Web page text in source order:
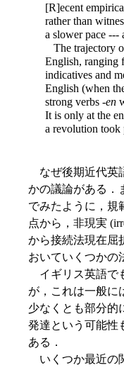
[R]ecent
rather than
a slower pace ---
The trajectory
English, ranging
indicatives and
English (when
strong verbs -en
It is only at the
a revolution took
なぜ後期近代英
かの議論がある．
でみたように，規
点から，非現実
から接続法現在屈
おいていくつかの
イギリス英語で
が，これは一般に
少なくとも部分的
発達という可能性
ある．
いくつか最近の